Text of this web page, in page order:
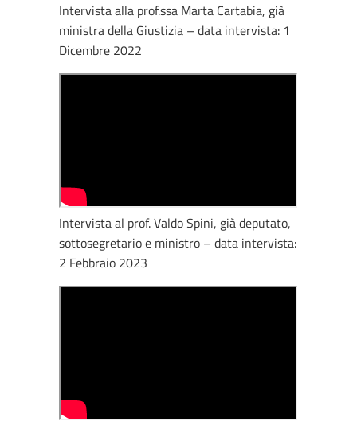
Intervista alla prof.ssa Marta Cartabia, già
ministra della Giustizia – data intervista: 1
Dicembre 2022
Intervista al prof. Valdo Spini, già deputato,
sottosegretario e ministro – data intervista:
2 Febbraio 2023